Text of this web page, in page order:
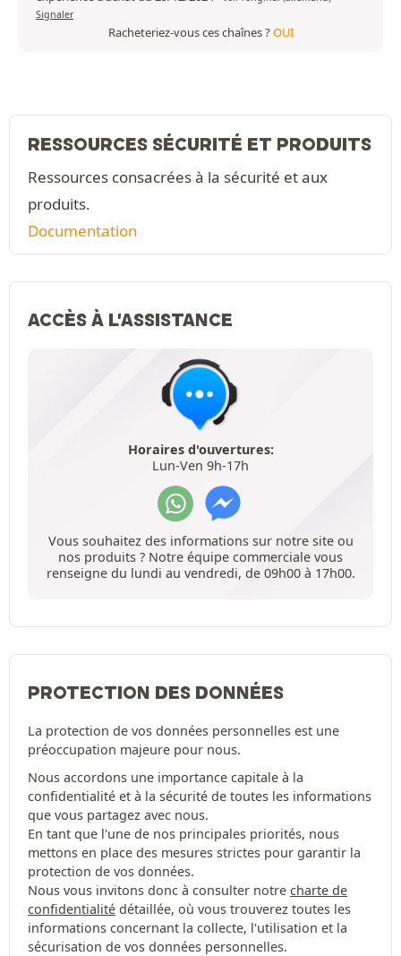
Signaler
Racheteriez-vous ces chaînes ?OUI
RESSOURCES SÉCURITÉ ET PRODUITS
Ressources consacrées à la sécurité et aux
produits.
Documentation
ACCÈS À L'ASSISTANCE
Horaires d'ouvertures:
Lun-Ven 9h-17h
Vous souhaitez des informations sur notre site ou
nos produits ? Notre équipe commerciale vous
renseigne du lundi au vendredi, de 09h00 à 17h00.
PROTECTION DES DONNÉES
La protection de vos données personnelles est une
préoccupation majeure pour nous.
Nous accordons une importance capitale à la
confidentialité et à la sécurité de toutes les informations
que vous partagez avec nous.
En tant que l'une de nos principales priorités, nous
mettons en place des mesures strictes pour garantir la
protection de vos données.
Nous vous invitons donc à consulter notre charte de
confidentialité détaillée, où vous trouverez toutes les
informations concernant la collecte, l'utilisation et la
sécurisation de vos données personnelles.